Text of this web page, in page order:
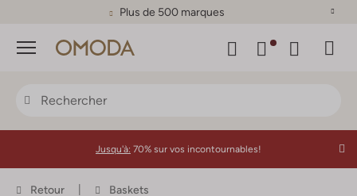
Plus de 500 marques
Menu
Jusqu'à: 70% sur vos incontournables!
Retour Baskets